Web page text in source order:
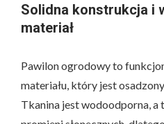
Solidna konstrukcja i
materiał
Pawilon ogrodowy to
materiału, który jest
Tkanina jest wodoodporna, a